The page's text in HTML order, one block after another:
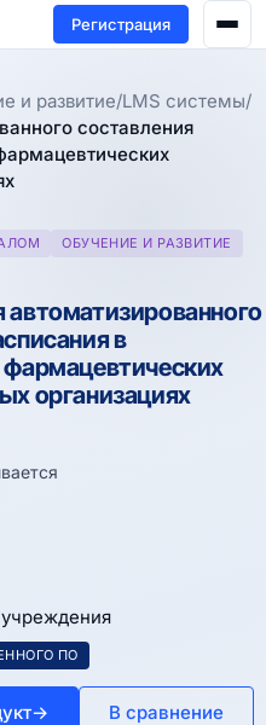
Регистрация
и развитие/LMS системы/
составления
ОБУЧЕНИЕ И РАЗВИТИЕ
в
организациях
ПО
→ В сравнение